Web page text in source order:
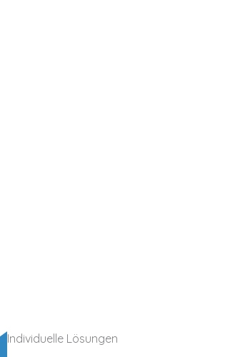
Individuelle Lösungen